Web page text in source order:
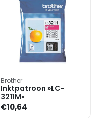
Brother
Inktpatroon »LC-
3211M«
€10,64